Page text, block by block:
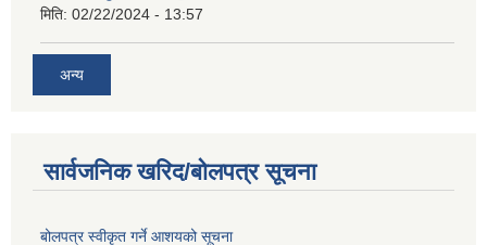
मिति: 02/22/2024 - 13:57
अन्य
सार्वजनिक खरिद/बोलपत्र सूचना
बोलपत्र स्वीकृत गर्ने आशयको सूचना